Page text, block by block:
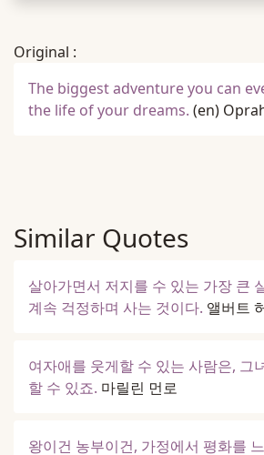
Original :
The biggest adventure you can
the life of your dreams. (en)
Similar Quotes
살아가면서 저지를 수 있는 가장 큰
계속 걱정하며 사는 것이다. 앨버트
여자애를 웃게할 수 있는 사람은, 그
할 수 있죠. 마릴린 먼로
왕이건 농부이건, 가정에서 평화를